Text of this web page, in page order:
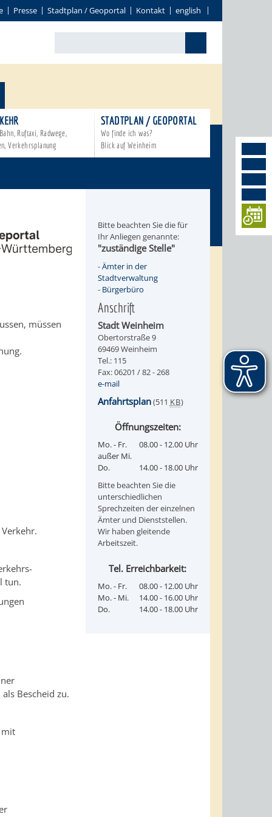
Presse Stadtplan / Geoportal Kontakt english
Ruftaxi, Radwege,
Verkehrsplanung
STADTPLAN / GEOPORTAL
Wo finde ich was?
Blick auf Weinheim
müssen
tun.
Bescheid zu.
mit
Bitte beachten Sie die für
Ihr Anliegen genannte:
"zuständige Stelle"
-Ämter in der
Stadtverwaltung
- Bürgerbüro
Anschrift
Stadt Weinheim
Obertorstraße 9
69469 Weinheim
Tel.: 115
Fax: 06201 / 82 - 268
e-mail
Anfahrtsplan(511 KB)
Öffnungszeiten:
Mo. - Fr.
außer Mi.
08.00 - 12.00 Uhr
Do.
14.00 - 18.00 Uhr
Bitte beachten Sie die
unterschiedlichen
Sprechzeiten der einzelnen
Ämter und Dienststellen.
Wir haben gleitende
Arbeitszeit.
Tel. Erreichbarkeit:
Mo. - Fr.
08.00 - 12.00 Uhr
Mo. - Mi.
14.00 - 16.00 Uhr
Do.
14.00 - 18.00 Uhr